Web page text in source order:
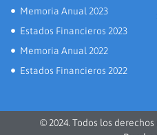
Memoria Anual 2023
Estados Financieros 2023
Memoria Anual 2022
Estados Financieros 2022
© 2024. Todos los